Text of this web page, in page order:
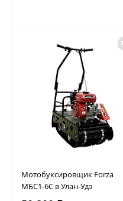
Мотобуксировщик Forza
МБС1-6С в Улан-Удэ